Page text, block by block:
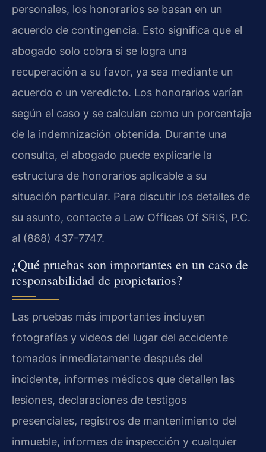
personales, los honorarios se basan en un
acuerdo de contingencia. Esto significa que el
abogado solo cobra si se logra una
recuperación a su favor, ya sea mediante un
acuerdo o un veredicto. Los honorarios varían
según el caso y se calculan como un porcentaje
de la indemnización obtenida. Durante una
consulta, el abogado puede explicarle la
estructura de honorarios aplicable a su
situación particular. Para discutir los detalles de
su asunto, contacte a Law Offices Of SRIS, P.C.
al (888) 437-7747.
¿Qué pruebas son importantes en un caso de
responsabilidad de propietarios?
Las pruebas más importantes incluyen
fotografías y videos del lugar del accidente
tomados inmediatamente después del
incidente, informes médicos que detallen las
lesiones, declaraciones de testigos
presenciales, registros de mantenimiento del
inmueble, informes de inspección y cualquier